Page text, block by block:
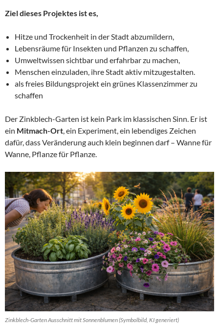
Ziel dieses Projektes ist es,
Hitze und Trockenheit in der Stadt abzumildern,
Lebensräume für Insekten und Pflanzen zu schaffen,
Umweltwissen sichtbar und erfahrbar zu machen,
Menschen einzuladen, ihre Stadt aktiv mitzugestalten.
als freies Bildungsprojekt ein grünes Klassenzimmer zu
schaffen
Der Zinkblech-Garten ist kein Park im klassischen Sinn. Er ist
ein Mitmach-Ort , ein Experiment, ein lebendiges Zeichen
dafür, dass Veränderung auch klein beginnen darf – Wanne für
Wanne, Pflanze für Pflanze.
Zinkblech-Garten Ausschnitt mit Sonnenblumen (Symbolbild, KI generiert)